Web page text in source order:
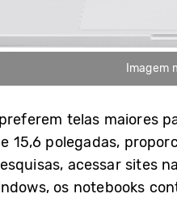
Imagem
telas maiores
15,6 polegadas,
acessar sites
os notebooks